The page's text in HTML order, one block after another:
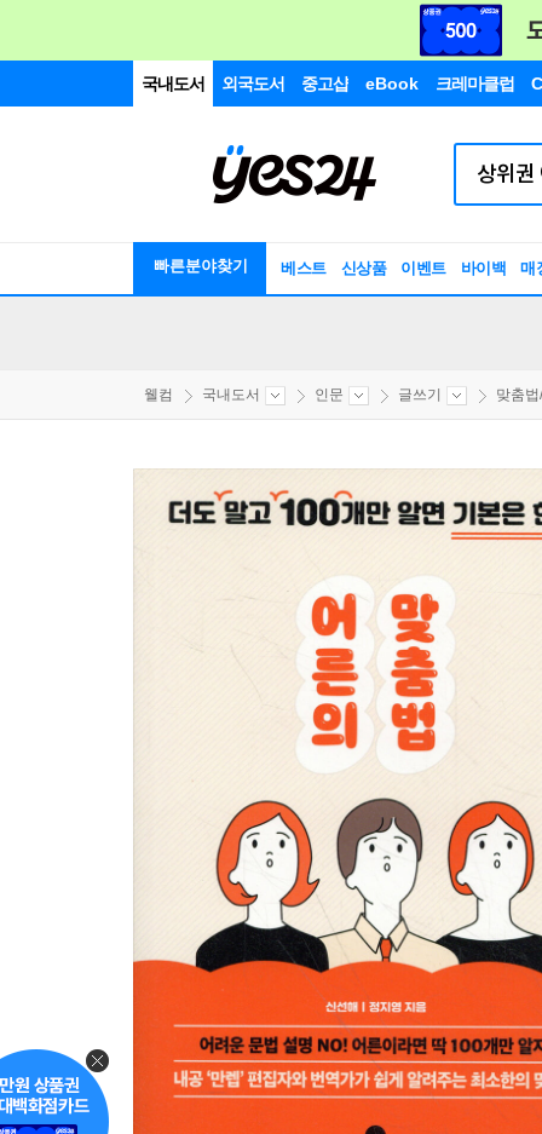
국내도서 외국도서 중고샵 eBook 크레마클럽
빠른분야찾기 베스트 신상품 이벤트 바이백 매
웰컴 국내도서 인문 글쓰기 맞춤